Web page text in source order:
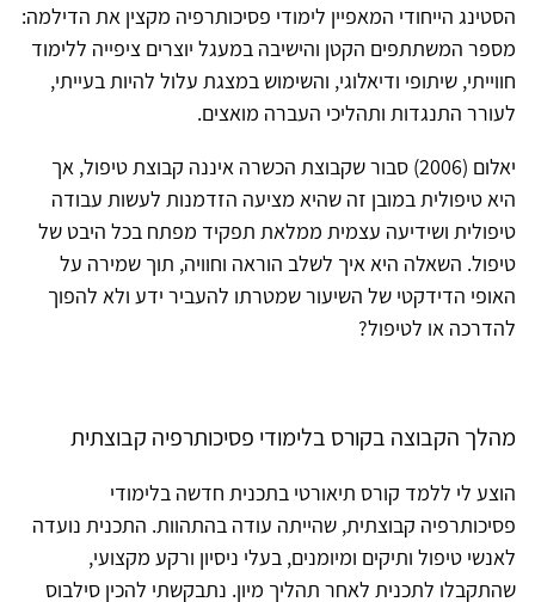
הסטינג הייחודי המאפיין לימודי פסיכותרפיה מקצין את הדילמה:
מספר המשתתפים הקטן והישיבה במעגל יוצרים ציפייה ללימוד
חווייתי, שיתופי ודיאלוגי, והשימוש במצגת עלול להיות בעייתי,
לעורר התנגדות ותהליכי העברה מואצים.
יאלום (2006) סבור שקבוצת הכשרה איננה קבוצת טיפול, אך
היא טיפולית במובן זה שהיא מציעה הזדמנות לעשות עבודה
טיפולית ושידיעה עצמית ממלאת תפקיד מפתח בכל היבט של
טיפול. השאלה היא איך לשלב הוראה וחוויה, תוך שמירה על
האופי הדידקטי של השיעור שמטרתו להעביר ידע ולא להפוך
להדרכה או לטיפול?
מהלך הקבוצה בקורס בלימודי פסיכותרפיה קבוצתית
הוצע לי ללמד קורס תיאורטי בתכנית חדשה בלימודי
פסיכותרפיה קבוצתית, שהייתה עודה בהתהוות. התכנית נועדה
לאנשי טיפול ותיקים ומיומנים, בעלי ניסיון ורקע מקצועי,
שהתקבלו לתכנית לאחר תהליך מיון. נתבקשתי להכין סילבוס